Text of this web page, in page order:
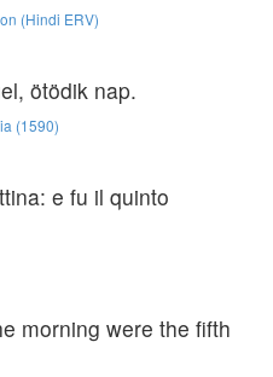
(Hindi ERV)
ötödik nap.
(1590)
e fu il quinto
morning were the fifth